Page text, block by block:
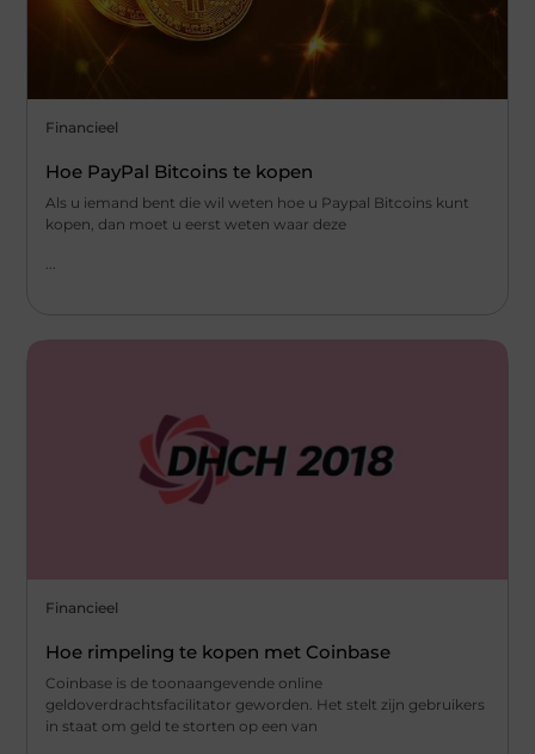
Financieel
Hoe PayPal Bitcoins te kopen
Als u iemand bent die wil weten hoe u Paypal Bitcoins kunt
kopen, dan moet u eerst weten waar deze
Financieel
Hoe rimpeling te kopen met Coinbase
Coinbase is de toonaangevende online
geldoverdrachtsfacilitator geworden. Het stelt zijn gebruikers
in staat om geld te storten op een van